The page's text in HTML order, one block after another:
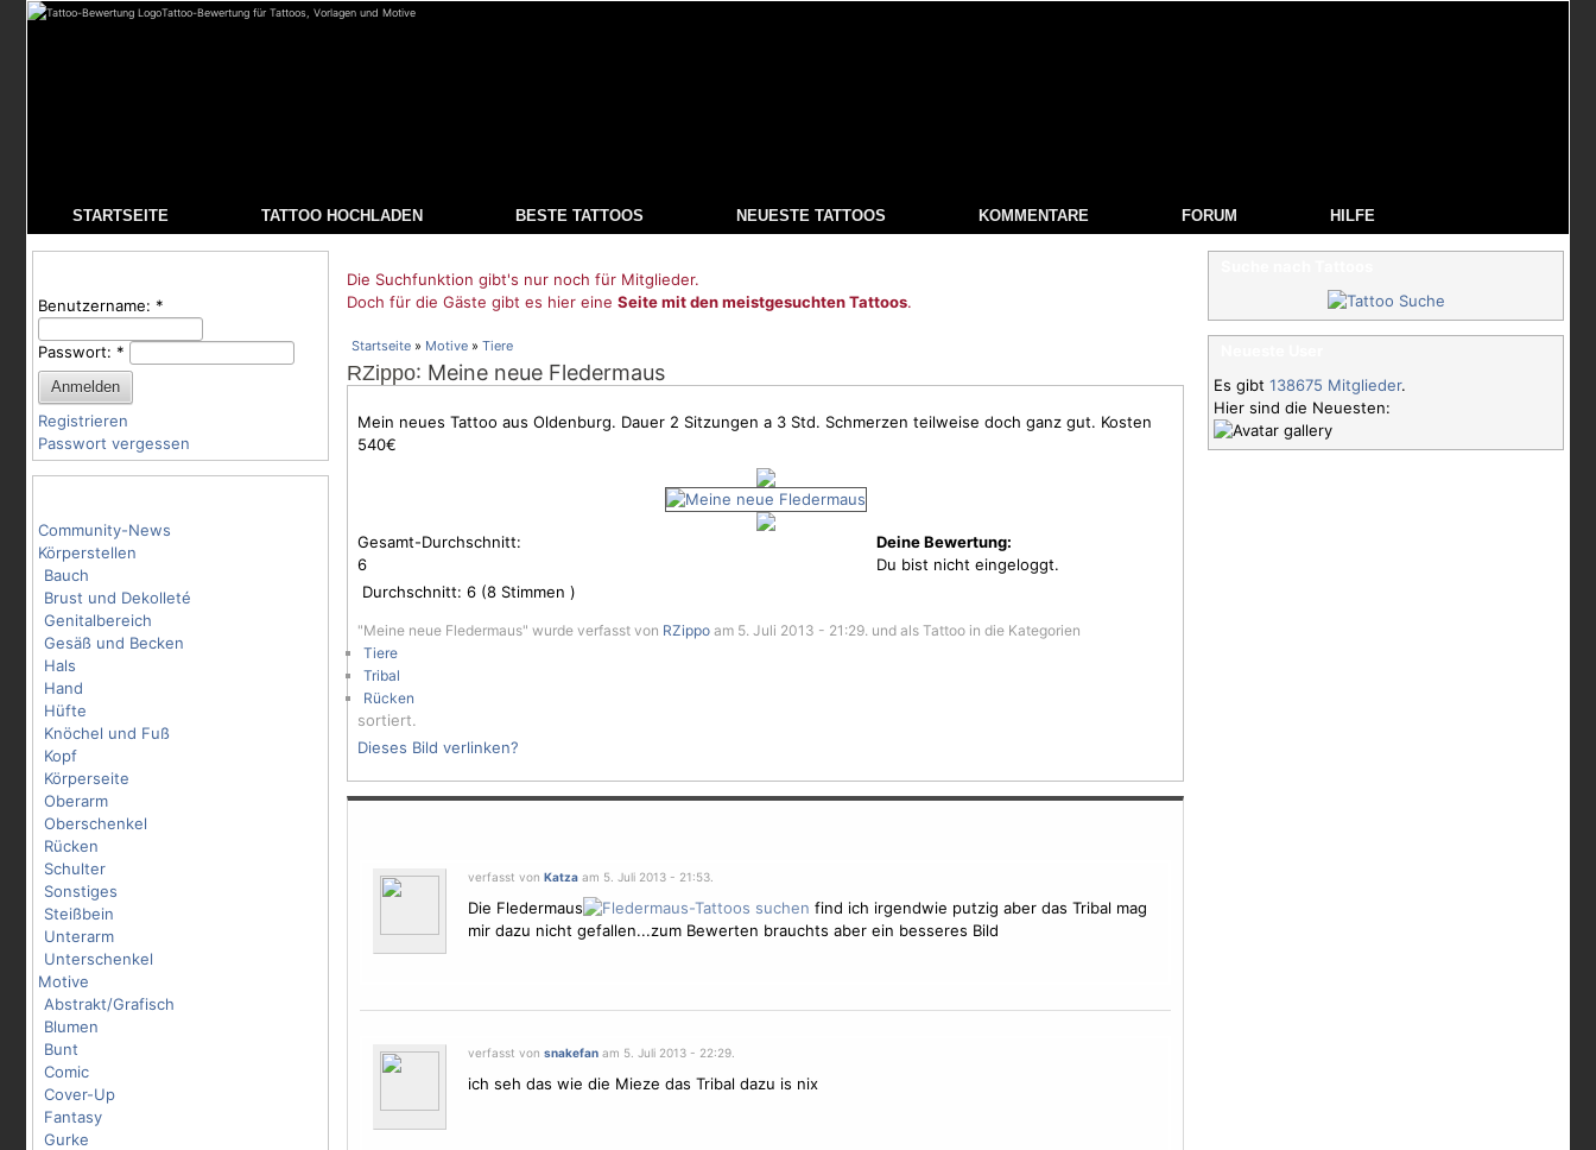
Tattoo-Bewertung für Tattoos, Vorlagen und Motive
STARTSEITE TATTOO HOCHLADEN BESTE TATTOOS NEUESTE TATTOOS KOMMENTARE FORUM HILFE
Benutzername: *
Passwort: *
Registrieren
Passwort vergessen
Community-News
Körperstellen
Bauch
Brust und Dekolleté
Genitalbereich
Gesäß und Becken
Hals
Hand
Hüfte
Knöchel und Fuß
Kopf
Körperseite
Oberarm
Oberschenkel
Rücken
Schulter
Sonstiges
Steißbein
Unterarm
Unterschenkel
Motive
Abstrakt/Grafisch
Blumen
Bunt
Comic
Cover-Up
Fantasy
Gurke
Die Suchfunktion gibt's nur noch für Mitglieder.
Doch für die Gäste gibt es hier eine Seite mit den meistgesuchten Tattoos.
Startseite » Motive » Tiere
RZippo: Meine neue Fledermaus
Mein neues Tattoo aus Oldenburg. Dauer 2 Sitzungen a 3 Std. Schmerzen teilweise doch ganz gut. Kosten
540€
Gesamt-Durchschnitt:
6
Durchschnitt: 6 (8 Stimmen )
Deine Bewertung:
Du bist nicht eingeloggt.
"Meine neue Fledermaus" wurde verfasst von RZippo am 5. Juli 2013 - 21:29. und als Tattoo in die Kategorien
Tiere
Tribal
Rücken
sortiert.
Dieses Bild verlinken?
verfasst von Katzaam 5. Juli 2013 - 21:53.
Die Fledermaus find ich irgendwie putzig aber das Tribal mag
mir dazu nicht gefallen...zum Bewerten brauchts aber ein besseres Bild
verfasst von snakefanam 5. Juli 2013 - 22:29.
ich seh das wie die Mieze das Tribal dazu is nix
Es gibt 138675 Mitglieder.
Hier sind die Neuesten: